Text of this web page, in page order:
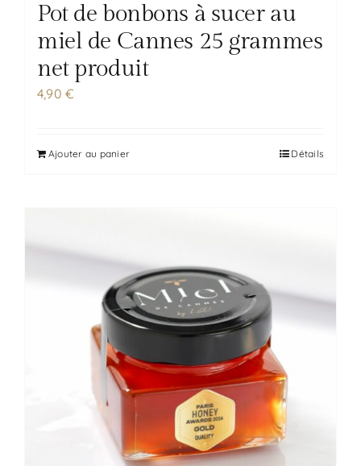
Pot de bonbons à sucer au
miel de Cannes 25 grammes
net produit
4,90€
Ajouter au panier Détails